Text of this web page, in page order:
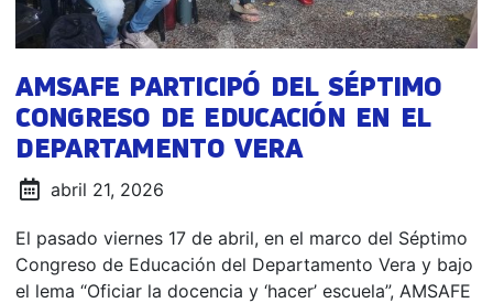
AMSAFE PARTICIPÓ DEL SÉPTIMO
CONGRESO DE EDUCACIÓN EN EL
DEPARTAMENTO VERA
abril 21, 2026
El pasado viernes 17 de abril, en el marco del Séptimo
Congreso de Educación del Departamento Vera y bajo
el lema “Oficiar la docencia y ‘hacer’ escuela”, AMSAFE